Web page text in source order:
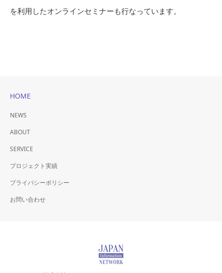
を利用したオンラインセミナーも行なっています。
HOME
NEWS
ABOUT
SERVICE
プロジェクト実績
プライバシーポリシー
お問い合わせ